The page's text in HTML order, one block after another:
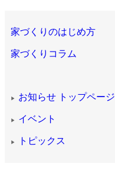
家づくりのはじめ方
家づくりコラム
▶ お知らせ トップページ
▶ イベント
▶ トピックス